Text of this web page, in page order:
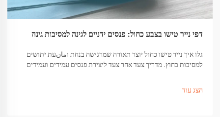
דפי נייר טישו בצבע כחול: פנסים ידניים לגינה למסיבות גינה
גלו איך נייר טישו כחול יוצר תאורה שמרגישה בנחת וمانעת יתושים
למסיבות בחוץ. מדריך צעד אחר צעד ליצירת פנסים עמידים ועמידים
הצג עוד